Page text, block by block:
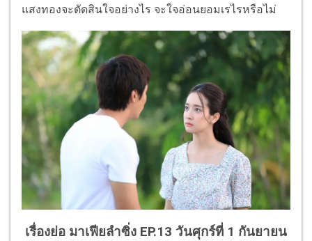
แสงทองจะตัดสินใจอย่างไร จะใจอ่อนยอมเรไรหรือไม่
เรื่องย่อ มาเฟียลำซิ่ง EP.13 วันศุกร์ที่ 1 กันยายน